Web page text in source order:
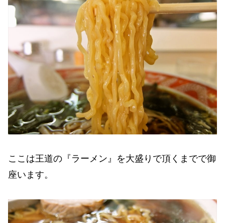
ここは王道の『ラーメン』を大盛りで頂くまでで御
座います。